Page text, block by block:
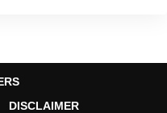
DISCLAIMER